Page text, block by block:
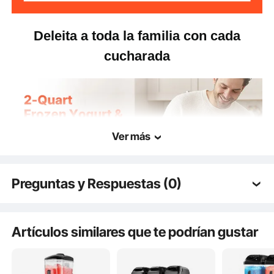
Peso del producto 27,56 lbs / 12,5 kg
Deleita a toda la familia con cada
cucharada
Ver más
Preguntas y Respuestas (0)
¿Es duradero el producto? ...
Haz la primera pregunta
Artículos similares que te podrían gustar